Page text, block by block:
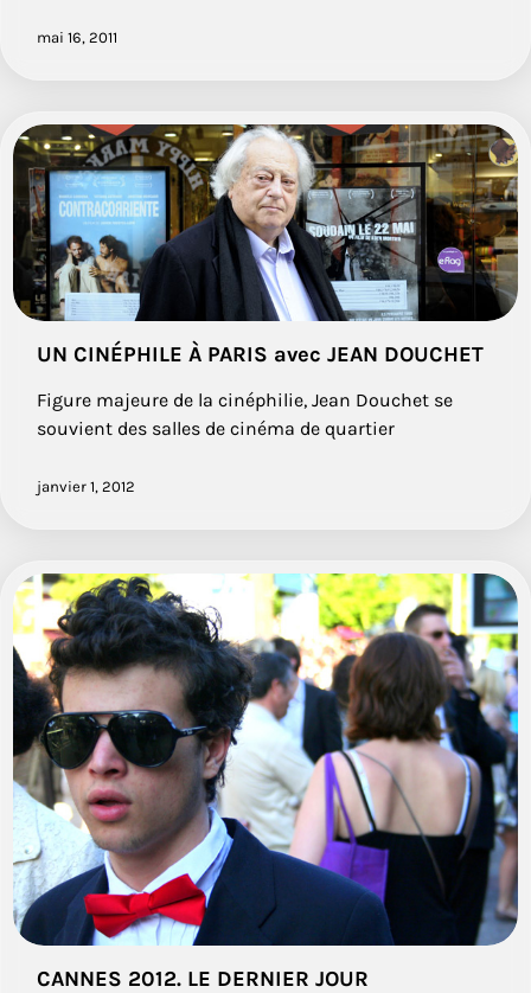
mai 16, 2011
UN CINÉPHILE À PARIS avec JEAN DOUCHET
Figure majeure de la cinéphilie, Jean Douchet se
souvient des salles de cinéma de quartier
janvier 1, 2012
CANNES 2012. LE DERNIER JOUR